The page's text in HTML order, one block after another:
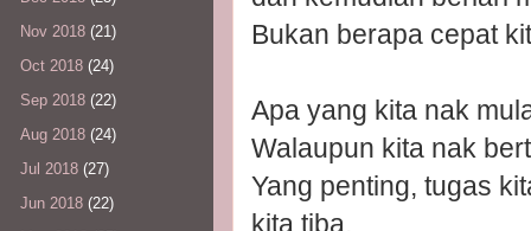
Bukan berapa cepat
Apa yang kita nak
Walaupun kita nak
Yang penting, tugas
kita tiba.
Nov 2018 (21)
Oct 2018 (24)
Sep 2018 (22)
Aug 2018 (24)
Jul 2018 (27)
Jun 2018 (22)